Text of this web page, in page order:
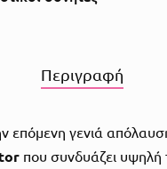
Περιγραφή
επόμενη γενιά
που συνδυάζει υψηλή